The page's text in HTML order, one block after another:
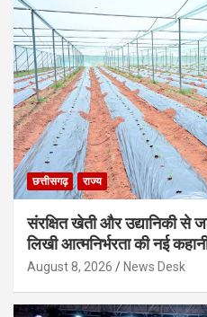
छत्तीसगढ़ राज्य
संरक्षित खेती और उद्यानिकी
लिखी आत्मनिर्भरता की नई
August 8, 2026 News Desk